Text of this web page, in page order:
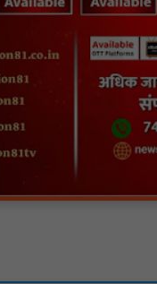
महाविद्यालय भैरमगढ़ में साइबर
ज्ञानेश्वरी यादव के माता पिता
डोंगरगढ़ पंहुचने पर भव्य स्वागत :
से घायल दो कबूतरों को बचाया,
सड़क निर्माण कार्य का